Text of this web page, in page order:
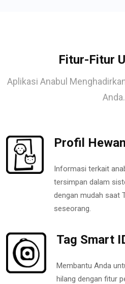
Fitur-Fitur
Aplikasi Anabul
Anda.
Profil Hewan
Informasi terkait
tersimpan dalam
dengan mudah saat
seseorang.
Tag Smart
Membantu Anda
hilang dengan fitur